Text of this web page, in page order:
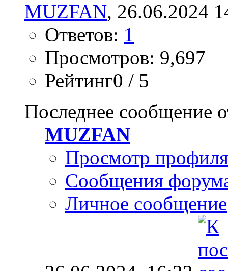
MUZFAN, 26.06.2024
Ответов: 1
Просмотров: 9,697
Рейтинг0 / 5
Последнее сообщение
MUZFAN
Просмотр профиля
Сообщения
Личное сообщение